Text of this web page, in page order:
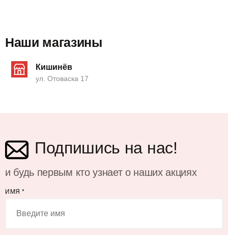
Наши магазины
Кишинёв
ул. Отоваска 17
Подпишись на нас!
и будь первым кто узнает о наших акциях
ИМЯ *